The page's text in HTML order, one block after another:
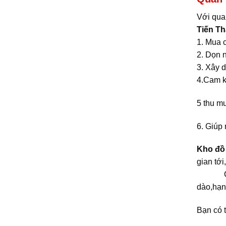
Với
Tiến
1. Mua
2. Dọn
3. Xây
4.Cam
5 thu
6. Giúp
Kho
gian
Bạn có